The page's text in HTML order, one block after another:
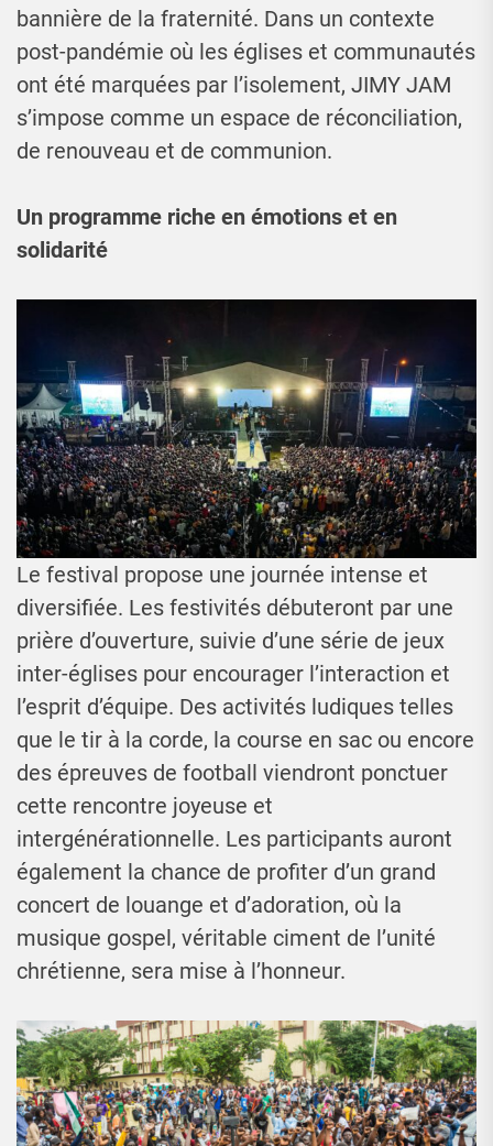
bannière de la fraternité. Dans un contexte
post-pandémie où les églises et communautés
ont été marquées par l’isolement, JIMY JAM
s’impose comme un espace de réconciliation,
de renouveau et de communion.
Un programme riche en émotions et en
solidarité
Le festival propose une journée intense et
diversifiée. Les festivités débuteront par une
prière d’ouverture, suivie d’une série de jeux
inter-églises pour encourager l’interaction et
l’esprit d’équipe. Des activités ludiques telles
que le tir à la corde, la course en sac ou encore
des épreuves de football viendront ponctuer
cette rencontre joyeuse et
intergénérationnelle. Les participants auront
également la chance de profiter d’un grand
concert de louange et d’adoration, où la
musique gospel, véritable ciment de l’unité
chrétienne, sera mise à l’honneur.